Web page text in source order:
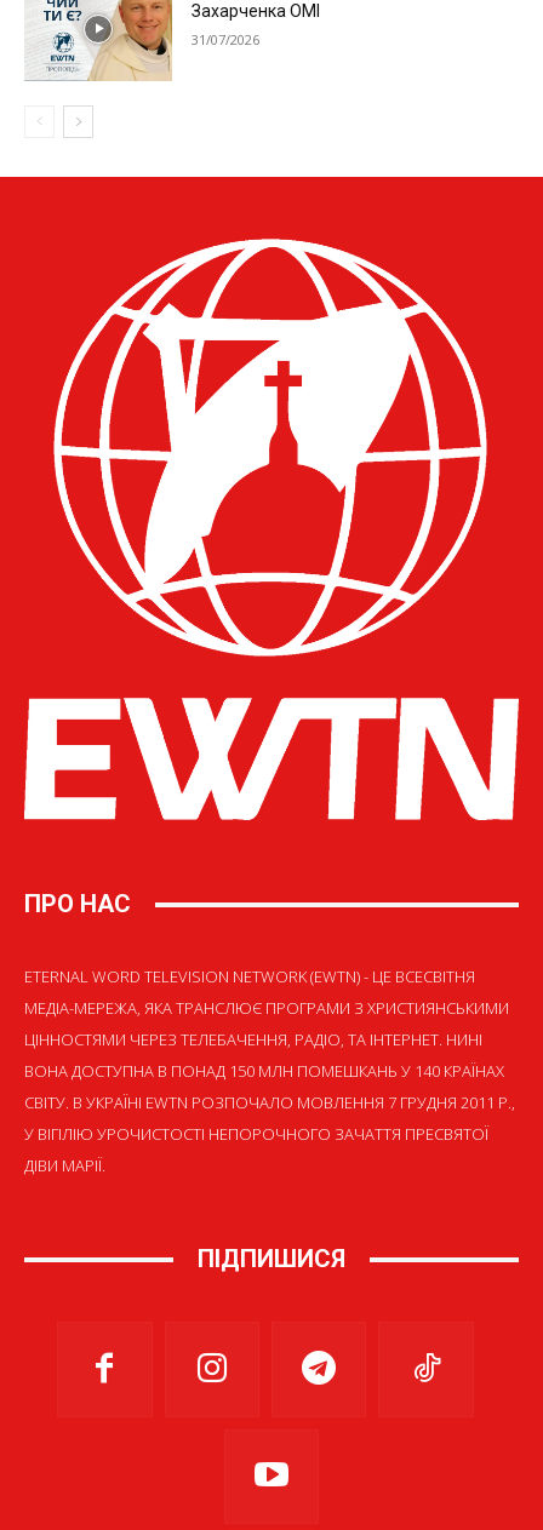
ПРО НАС
ETERNAL WORD TELEVISION NETWORK (EWTN) - ЦЕ ВСЕСВІТНЯ
МЕДІА-МЕРЕЖА, ЯКА ТРАНСЛЮЄ ПРОГРАМИ З ХРИСТИЯНСЬКИМИ
ЦІННОСТЯМИ ЧЕРЕЗ ТЕЛЕБАЧЕННЯ, РАДІО, ТА ІНТЕРНЕТ. НИНІ
ВОНА ДОСТУПНА В ПОНАД 150 МЛН ПОМЕШКАНЬ У 140 КРАЇНАХ
СВІТУ. В УКРАЇНІ EWTN РОЗПОЧАЛО МОВЛЕННЯ 7 ГРУДНЯ 2011 Р.,
У ВІГІЛІЮ УРОЧИСТОСТІ НЕПОРОЧНОГО ЗАЧАТТЯ ПРЕСВЯТОЇ
ДІВИ МАРІЇ.
ПІДПИШИСЯ